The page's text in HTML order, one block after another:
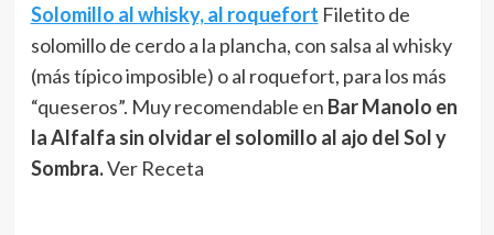
Solomillo al whisky, al roquefort Filetito de
solomillo de cerdo a la plancha, con salsa al whisky
(más típico imposible) o al roquefort, para los más
“queseros”. Muy recomendable en Bar Manolo en
la Alfalfa sin olvidar el solomillo al ajo del Sol y
Sombra.Ver Receta